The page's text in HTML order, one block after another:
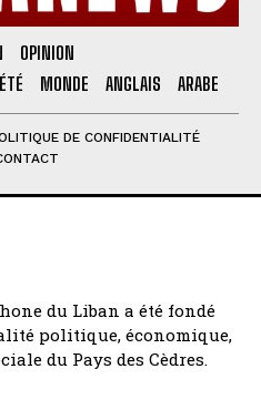
OPINION
MONDE ANGLAIS ARABE
DE CONFIDENTIALITÉ
du Liban a été fondé
politique, économique,
du Pays des Cèdres.